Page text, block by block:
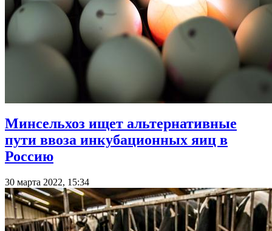
Минсельхоз ищет альтернативные
пути ввоза инкубационных яиц в
Россию
30 марта 2022, 15:34